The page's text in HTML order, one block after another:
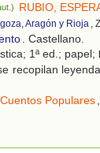
RUBIO,
Aragón y Rioja ,
. Castellano.
1ª ed.; papel;
recopilan
Cuentos Populares,